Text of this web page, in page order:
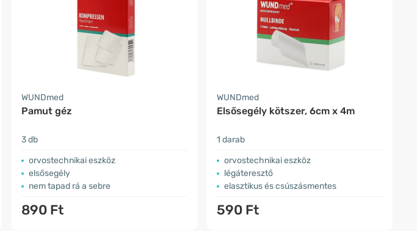
WUNDmed
Pamut géz
3 db
orvostechnikai eszköz
elsősegély
nem tapad rá a sebre
890 Ft
WUNDmed
Elsősegély kötszer, 6cm x 4m
1 darab
orvostechnikai eszköz
légáteresztő
elasztikus és csúszásmentes
590 Ft